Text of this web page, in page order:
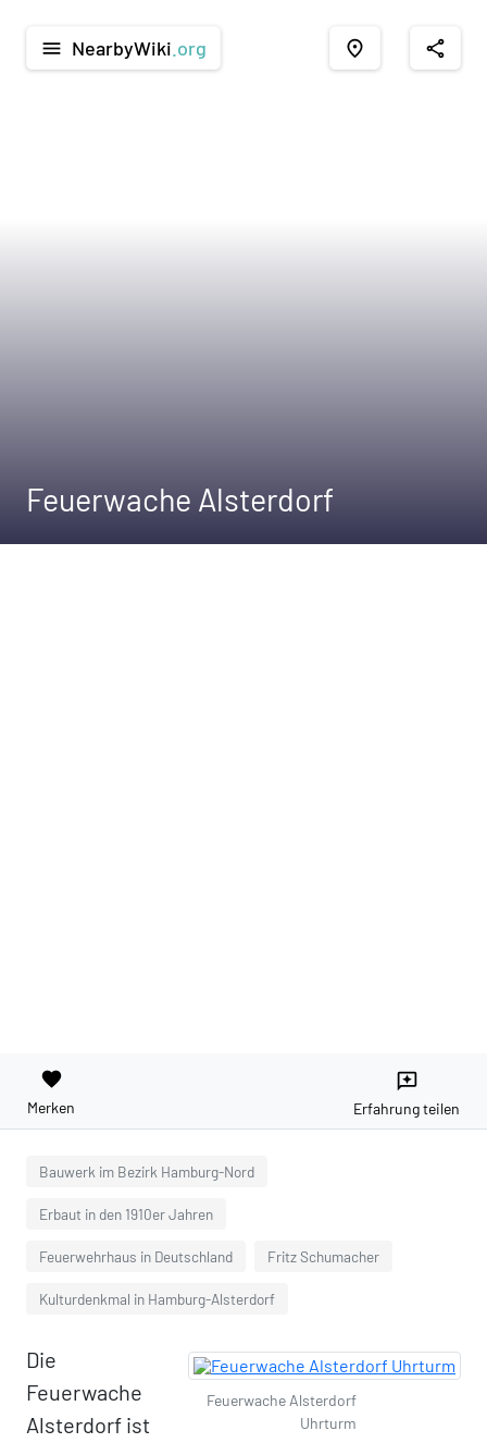
menu NearbyWiki .org place share
Feuerwache Alsterdorf
favorite
Merken
reviews
Erfahrung teilen
Bauwerk im Bezirk Hamburg-Nord
Erbaut in den 1910er Jahren
Feuerwehrhaus in Deutschland Fritz Schumacher
Kulturdenkmal in Hamburg-Alsterdorf
Feuerwache Alsterdorf
Uhrturm
Die
Feuerwache
Alsterdorf ist